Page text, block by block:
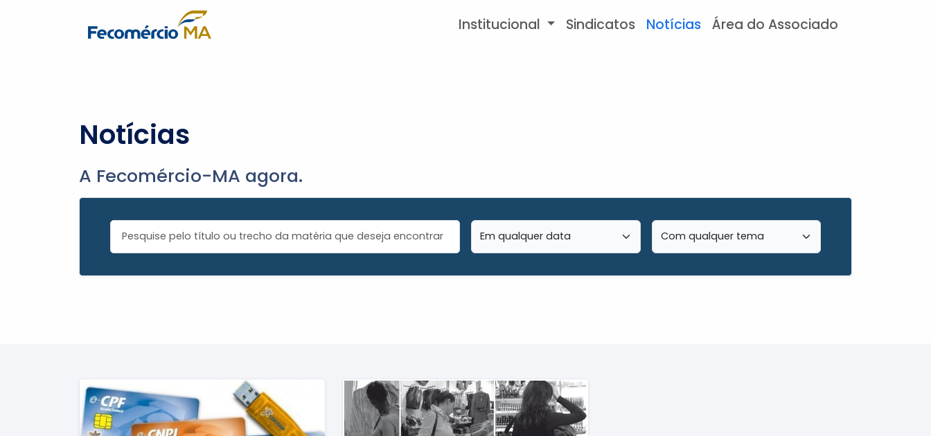
Institucional Sindicatos Notícias Área do Associado
Notícias
A Fecomércio-MA agora.